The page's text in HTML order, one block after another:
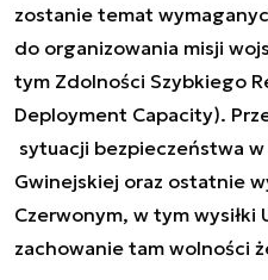
zostanie temat
do organizowania misji
tym Zdolności Szybkiego
Deployment Capacity).
sytuacji bezpieczeństwa
Gwinejskiej oraz ostatnie
Czerwonym, w tym wysiłki
zachowanie tam wolności